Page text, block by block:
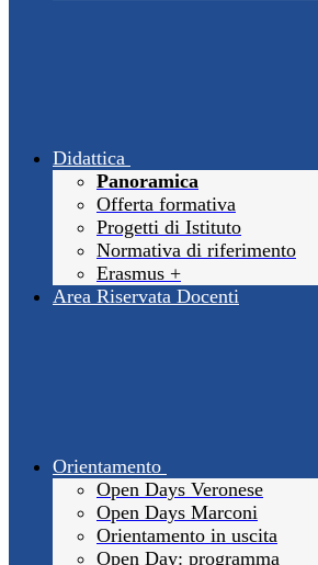
Didattica
Panoramica
Offerta formativa
Progetti di Istituto
Normativa di riferimento
Erasmus +
Area Riservata Docenti
Orientamento
Open Days Veronese
Open Days Marconi
Orientamento in uscita
Open Day: programma